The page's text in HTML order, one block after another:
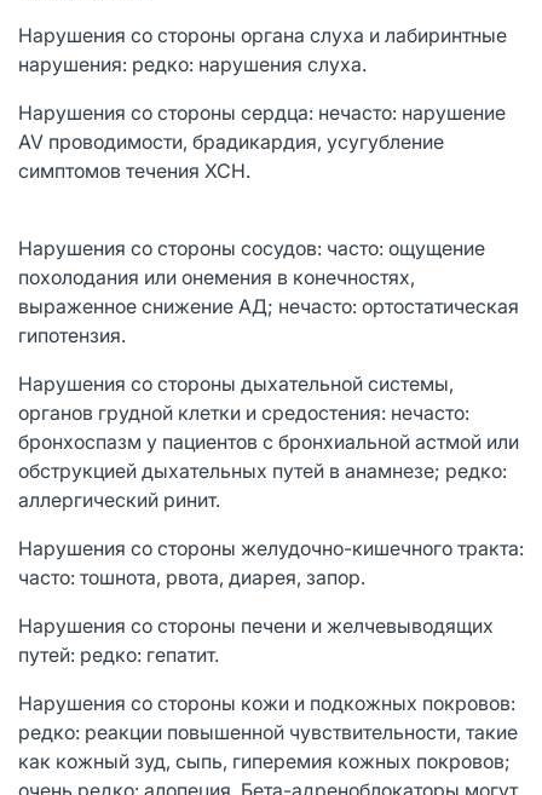
Нарушения со стороны органа слуха и лабиринтные
нарушения: редко: нарушения слуха.
Нарушения со стороны сердца: нечасто: нарушение
AV проводимости, брадикардия, усугубление
симптомов течения ХСН.
Нарушения со стороны сосудов: часто: ощущение
похолодания или онемения в конечностях,
выраженное снижение АД; нечасто: ортостатическая
гипотензия.
Нарушения со стороны дыхательной системы,
органов грудной клетки и средостения: нечасто:
бронхоспазм у пациентов с бронхиальной астмой или
обструкцией дыхательных путей в анамнезе; редко:
аллергический ринит.
Нарушения со стороны желудочно-кишечного тракта:
часто: тошнота, рвота, диарея, запор.
Нарушения со стороны печени и желчевыводящих
путей: редко: гепатит.
Нарушения со стороны кожи и подкожных покровов:
редко: реакции повышенной чувствительности, такие
как кожный зуд, сыпь, гиперемия кожных покровов;
очень редко: алопеция. Бета-адреноблокаторы могут